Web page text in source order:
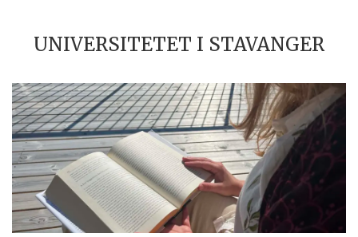
UNIVERSITETET I STAVANGER